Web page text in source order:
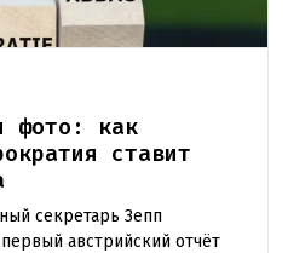
фото: как
ставит
секретарь Зепп
австрийский отчёт